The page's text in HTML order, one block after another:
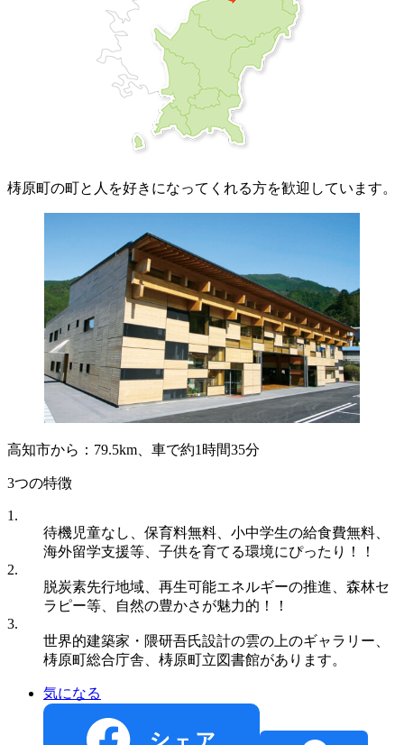
梼原町の町と人を好きになってくれる方を歓迎しています。
高知市から：79.5km、車で約1時間35分
3つの特徴
1.
待機児童なし、保育料無料、小中学生の給食費無料、
海外留学支援等、子供を育てる環境にぴったり！！
2.
脱炭素先行地域、再生可能エネルギーの推進、森林セ
ラピー等、自然の豊かさが魅力的！！
3.
世界的建築家・隈研吾氏設計の雲の上のギャラリー、
梼原町総合庁舎、梼原町立図書館があります。
気になる